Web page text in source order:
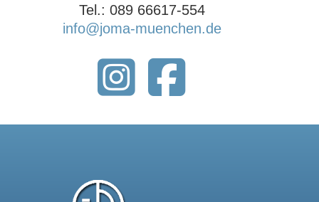
Tel.: 089 66617-554
info@joma-muenchen.de